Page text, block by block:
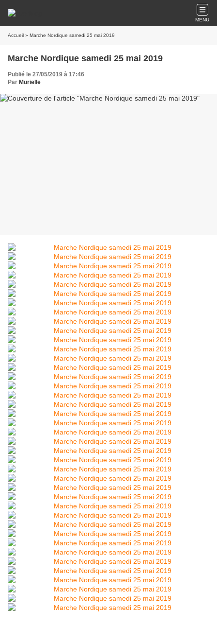
MENU
Accueil » Marche Nordique samedi 25 mai 2019
Marche Nordique samedi 25 mai 2019
Publié le 27/05/2019 à 17:46
Par Murielle